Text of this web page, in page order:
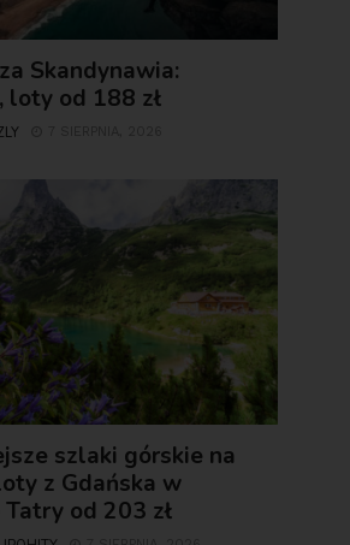
Skandynawia:
loty od 188 zł
szlaki górskie na
z Gdańska w
Tatry od 203 zł